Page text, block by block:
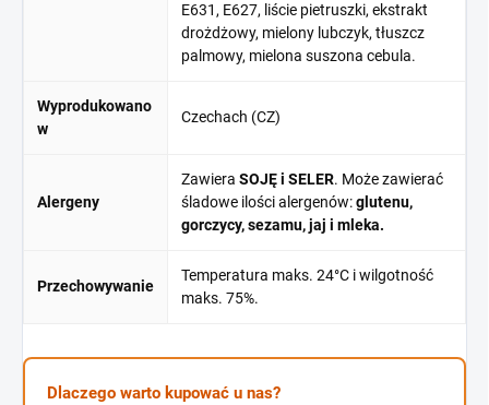
E631, E627, liście pietruszki, ekstrakt
drożdżowy, mielony lubczyk, tłuszcz
palmowy, mielona suszona cebula.
Wyprodukowano
w
Czechach (CZ)
Alergeny
Zawiera SOJĘ i SELER. Może zawierać
śladowe ilości alergenów:glutenu,
gorczycy, sezamu, jaj i mleka.
Przechowywanie
Temperatura maks. 24°C i wilgotność
maks. 75%.
Dlaczego warto kupować u nas?